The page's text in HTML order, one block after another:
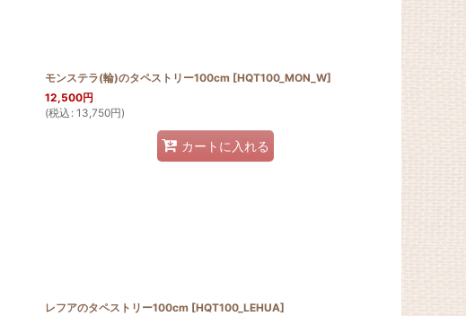
モンステラ(輪)のタペストリー100cm [HQT100_MON_W]
12,500円
(税込 : 13,750円)
カートに入れる
レフアのタペストリー100cm [HQT100_LEHUA]